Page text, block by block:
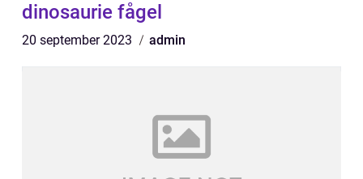
dinosaurie fågel
20 september 2023 admin